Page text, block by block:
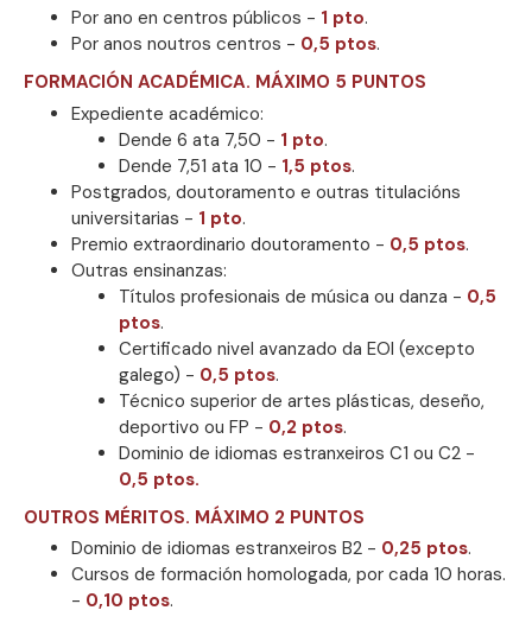
Por ano en centros públicos - 1 pto.
Por anos noutros centros - 0,5 ptos.
FORMACIÓN ACADÉMICA. MÁXIMO 5 PUNTOS
Expediente académico:
Dende 6 ata 7,50 - 1 pto.
Dende 7,51 ata 10 - 1,5 ptos.
Postgrados, doutoramento e outras titulacións
universitarias - 1 pto.
Premio extraordinario doutoramento - 0,5 ptos.
Outras ensinanzas:
Títulos profesionais de música ou danza - 0,5
ptos.
Certificado nivel avanzado da EOI (excepto
galego) - 0,5 ptos.
Técnico superior de artes plásticas, deseño,
deportivo ou FP - 0,2 ptos.
Dominio de idiomas estranxeiros C1 ou C2 -
0,5 ptos.
OUTROS MÉRITOS. MÁXIMO 2 PUNTOS
Dominio de idiomas estranxeiros B2 - 0,25 ptos.
Cursos de formación homologada, por cada 10 horas.
- 0,10 ptos.